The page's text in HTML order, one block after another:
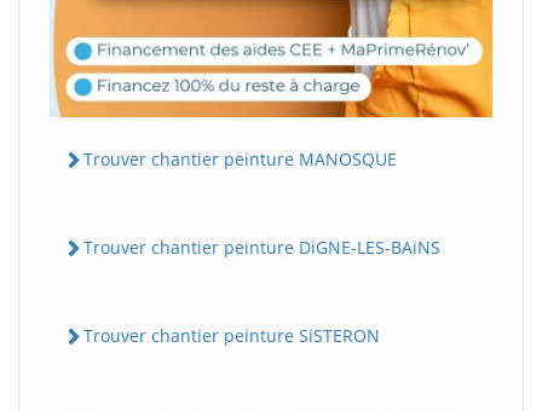
Trouver chantier peinture MANOSQUE
Trouver chantier peinture DiGNE-LES-BAiNS
Trouver chantier peinture SiSTERON